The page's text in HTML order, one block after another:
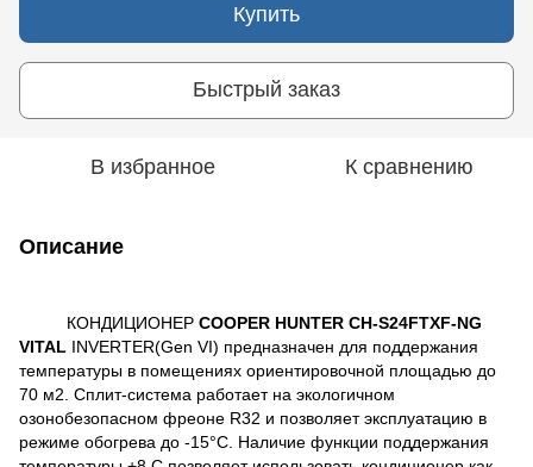
Купить
Быстрый заказ
В избранное К сравнению
Описание
КОНДИЦИОНЕР COOPER HUNTER CH-S24FTXF-NG
VITAL INVERTER(Gen VI) предназначен для поддержания
температуры в помещениях ориентировочной площадью до
70 м2. Сплит-система работает на экологичном
озонобезопасном фреоне R32 и позволяет эксплуатацию в
режиме обогрева до -15°С. Наличие функции поддержания